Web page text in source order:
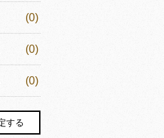
(0)
(0)
(0)